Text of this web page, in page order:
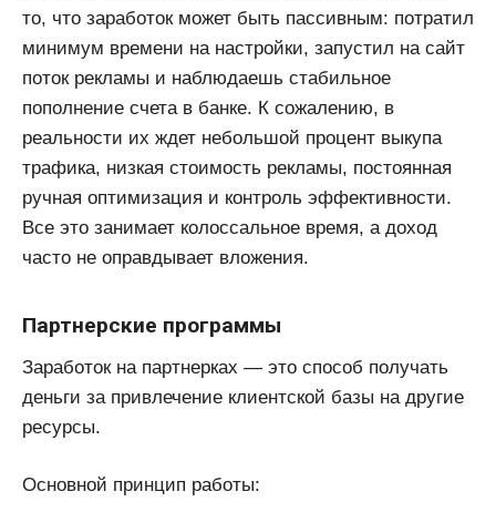
то, что заработок может быть пассивным: потратил
минимум времени на настройки, запустил на сайт
поток рекламы и наблюдаешь стабильное
пополнение счета в банке. К сожалению, в
реальности их ждет небольшой процент выкупа
трафика, низкая стоимость рекламы, постоянная
ручная оптимизация и контроль эффективности.
Все это занимает колоссальное время, а доход
часто не оправдывает вложения.
Партнерские программы
Заработок на партнерках — это способ получать
деньги за привлечение клиентской базы на другие
ресурсы.
Основной принцип работы: